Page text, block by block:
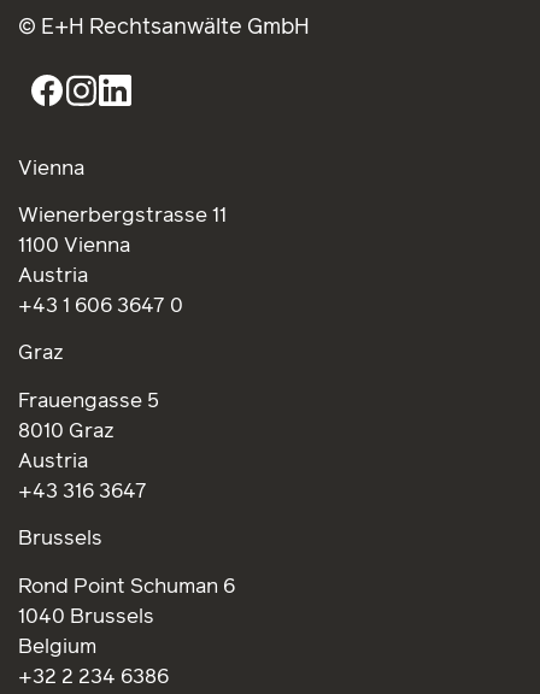
© E+H Rechtsanwälte GmbH
Vienna
Wienerbergstrasse 11
1100 Vienna
Austria
+43 1 606 3647 0
Graz
Frauengasse 5
8010 Graz
Austria
+43 316 3647
Brussels
Rond Point Schuman 6
1040 Brussels
Belgium
+32 2 234 6386